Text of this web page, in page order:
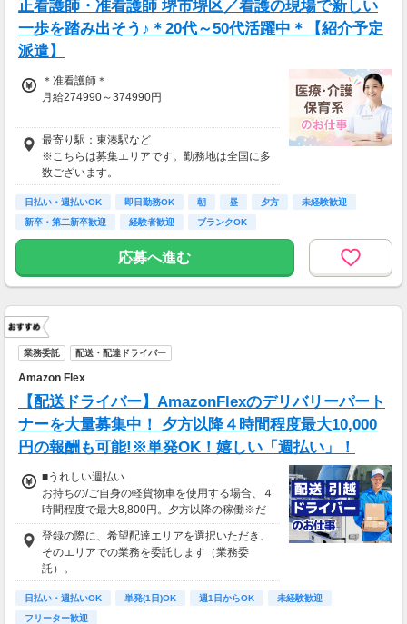
正看護師・准看護師 堺市堺区／看護の現場で新しい
一歩を踏み出そう♪＊20代～50代活躍中＊【紹介予定
派遣】
＊准看護師＊
月給274990～374990円
＊正看護師＊
月給289463～389463円
最寄り駅：東湊駅など
※こちらは募集エリアです。勤務地は全国に多
数ございます。
日払い・週払いOK 即日勤務OK 朝 昼 夕方
未経験歓迎
新卒・第二新卒歓迎
経験者歓迎 ブランクOK
応募へ進む
業務委託 配送・配達ドライバー
Amazon Flex
【配送ドライバー】AmazonFlexのデリバリーパート
ナーを大量募集中！ 夕方以降４時間程度最大10,000
円の報酬も可能!※単発OK！嬉しい「週払い」！
■うれしい週払い
お持ちの/ご自身の軽貨物車を使用する場合、４
時間程度で最大8,800円。夕方以降の稼働※だ
と４時間程度で最10,000円の報酬が獲得可能！
給与ではなく、委託業務に応じた報酬をお支払
いする業務委託のお仕事です。うれしい週払
い。
登録の際に、希望配達エリアを選択いただき、
そのエリアでの業務を委託します（業務委
託）。
日払い・週払いOK 単発(1日)OK 週1日からOK
未経験歓迎
フリーター歓迎